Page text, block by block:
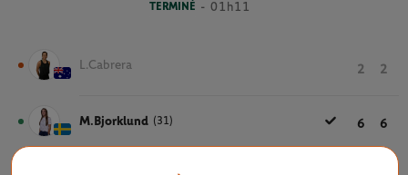
TERMINÉ - 01h11
L.Cabrera 2 2
M.Bjorklund (31) 6 6